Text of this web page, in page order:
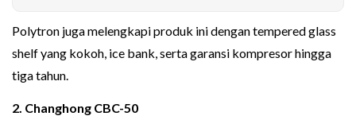
Polytron juga melengkapi produk ini dengan tempered glass
shelf yang kokoh, ice bank, serta garansi kompresor hingga
tiga tahun.
2. Changhong CBC-50